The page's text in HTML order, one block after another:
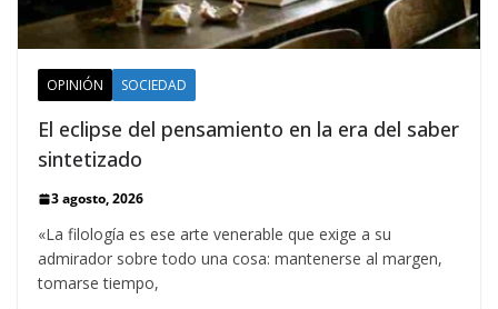
OPINIÓN SOCIEDAD
El eclipse del pensamiento en la era del saber
sintetizado
3 agosto, 2026
«La filología es ese arte venerable que exige a su
admirador sobre todo una cosa: mantenerse al margen,
tomarse tiempo,